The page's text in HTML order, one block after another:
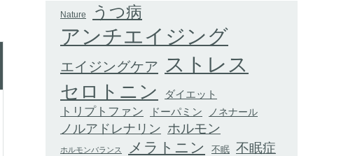
Nature うつ病
アンチエイジング
エイジングケア ストレス
セロトニン ダイエット
トリプトファン ドーパミン ノネナール
ノルアドレナリン ホルモン
ホルモンバランス メラトニン 不眠 不眠症